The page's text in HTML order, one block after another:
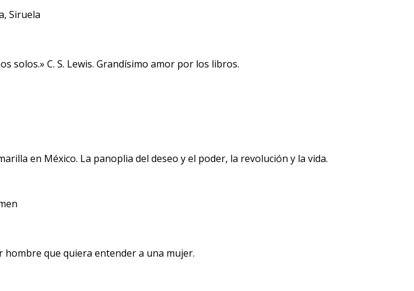
Siruela
solos.» C. S. Lewis. Grandísimo amor por los libros.
en México. La panoplia del deseo y el poder, la revolución y la vida.
hombre que quiera entender a una mujer.